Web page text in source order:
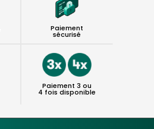
Paiement
sécurisé
Paiement 3 ou
4 fois disponible